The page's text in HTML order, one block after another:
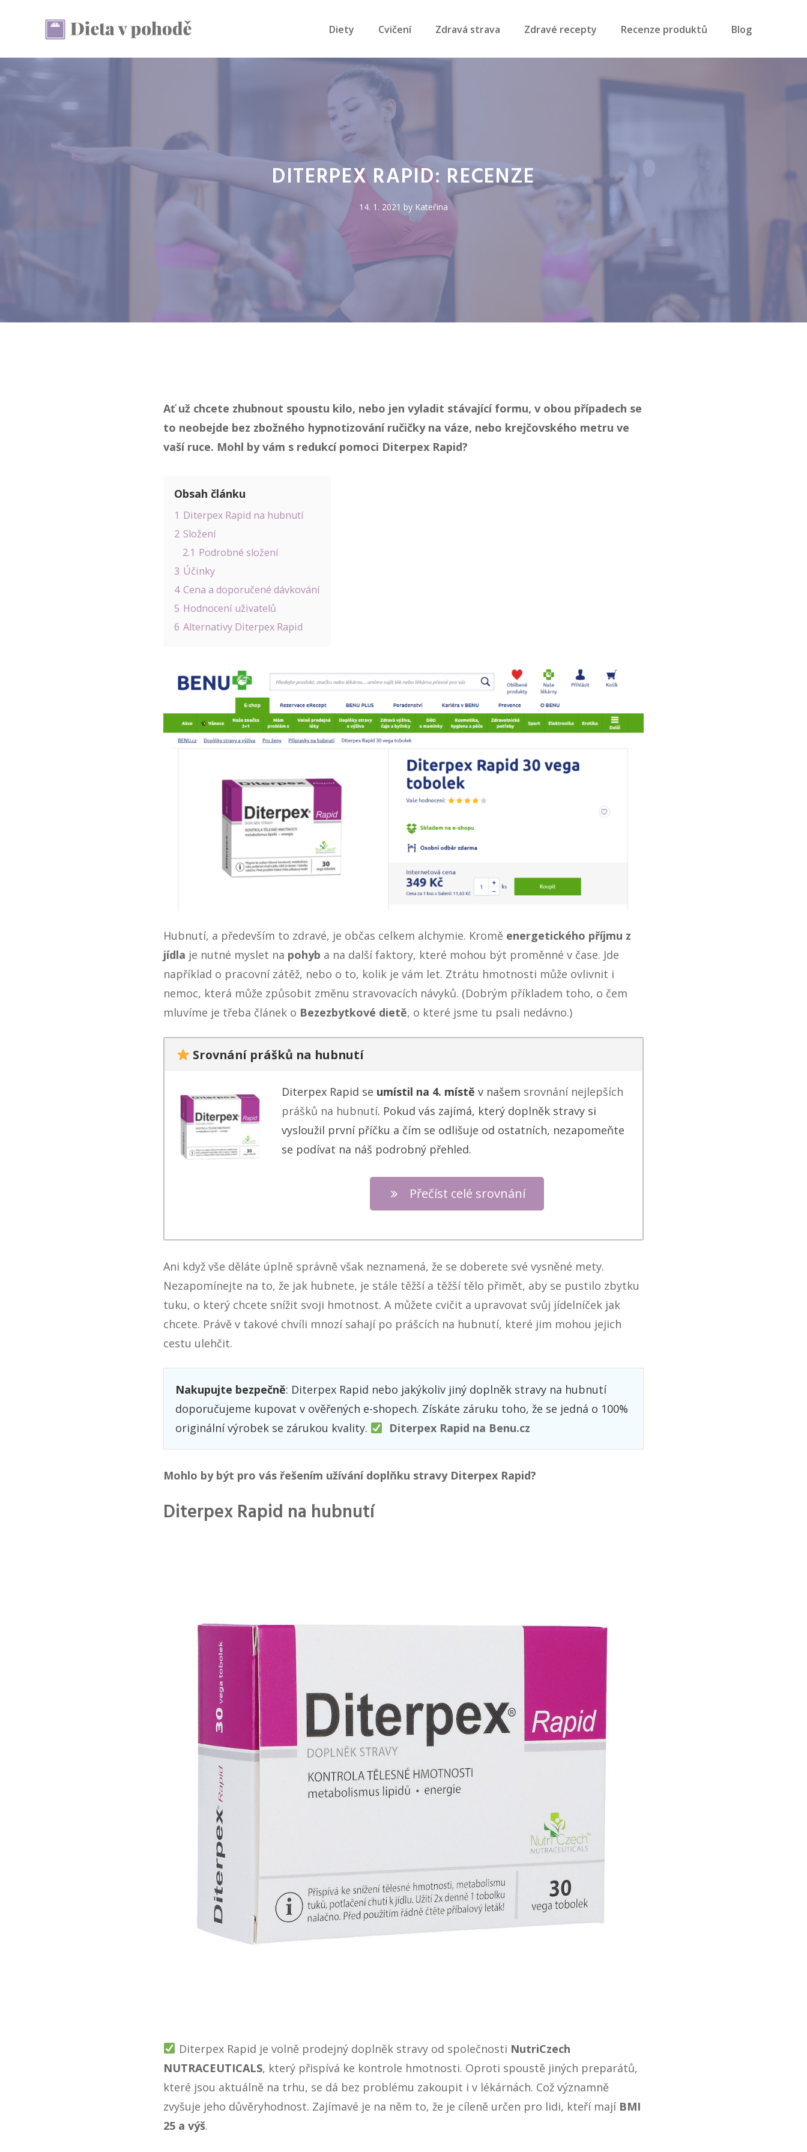
Diety Cvičení Zdravá strava Zdravé recepty Recenze produktů Blog
DITERPEX RAPID: RECENZE
14. 1. 2021 by Kateřina
Ať už chcete zhubnout spoustu kilo, nebo jen vyladit stávající formu, v obou případech se
to neobejde bez zbožného hypnotizování ručičky na váze, nebo krejčovského metru ve
vaší ruce. Mohl by vám s redukcí pomoci Diterpex Rapid?
Obsah článku
1 Diterpex Rapid na hubnutí
2 Složení
2.1 Podrobné složení
3 Účinky
4 Cena a doporučené dávkování
5 Hodnocení uživatelů
6 Alternativy Diterpex Rapid
Hubnutí, a především to zdravé, je občas celkem alchymie. Kromě energetického příjmu z
jídla je nutné myslet na pohyb a na další faktory, které mohou být proměnné v čase. Jde
například o pracovní zátěž, nebo o to, kolik je vám let. Ztrátu hmotnosti může ovlivnit i
nemoc, která může způsobit změnu stravovacích návyků. (Dobrým příkladem toho, o čem
mluvíme je třeba článek o Bezezbytkové dietě, o které jsme tu psali nedávno.)
Srovnání prášků na hubnutí
Diterpex Rapid se umístil na 4. místě v našem srovnání nejlepších
prášků na hubnutí. Pokud vás zajímá, který doplněk stravy si
vysloužil první příčku a čím se odlišuje od ostatních, nezapomeňte
se podívat na náš podrobný přehled.
Přečíst celé srovnání
Ani když vše děláte úplně správně však neznamená, že se doberete své vysněné mety.
Nezapomínejte na to, že jak hubnete, je stále těžší a těžší tělo přimět, aby se pustilo zbytku
tuku, o který chcete snížit svoji hmotnost. A můžete cvičit a upravovat svůj jídelníček jak
chcete. Právě v takové chvíli mnozí sahají po prášcích na hubnutí, které jim mohou jejich
cestu ulehčit.
Nakupujte bezpečně: Diterpex Rapid nebo jakýkoliv jiný doplněk stravy na hubnutí
doporučujeme kupovat v ověřených e-shopech. Získáte záruku toho, že se jedná o 100%
originální výrobek se zárukou kvality.
Diterpex Rapid na Benu.cz
Mohlo by být pro vás řešením užívání doplňku stravy Diterpex Rapid?
Diterpex Rapid na hubnutí
Diterpex Rapid je volně prodejný doplněk stravyod společnosti NutriCzech
NUTRACEUTICALS, který přispívá ke kontrole hmotnosti. Oproti spoustě jiných preparátů,
které jsou aktuálně na trhu, se dá bez problému zakoupit i v lékárnách. Což významně
zvyšuje jeho důvěryhodnost. Zajímavé je na něm to, že je cíleně určen pro lidi, kteří mají BMI
25 a výš.